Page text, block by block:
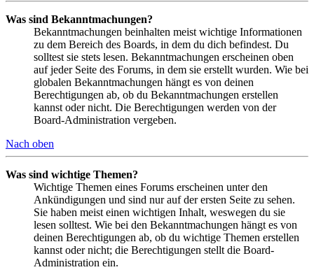
Was sind Bekanntmachungen?
Bekanntmachungen beinhalten meist wichtige Informationen
zu dem Bereich des Boards, in dem du dich befindest. Du
solltest sie stets lesen. Bekanntmachungen erscheinen oben
auf jeder Seite des Forums, in dem sie erstellt wurden. Wie bei
globalen Bekanntmachungen hängt es von deinen
Berechtigungen ab, ob du Bekanntmachungen erstellen
kannst oder nicht. Die Berechtigungen werden von der
Board-Administration vergeben.
Nach oben
Was sind wichtige Themen?
Wichtige Themen eines Forums erscheinen unter den
Ankündigungen und sind nur auf der ersten Seite zu sehen.
Sie haben meist einen wichtigen Inhalt, weswegen du sie
lesen solltest. Wie bei den Bekanntmachungen hängt es von
deinen Berechtigungen ab, ob du wichtige Themen erstellen
kannst oder nicht; die Berechtigungen stellt die Board-
Administration ein.